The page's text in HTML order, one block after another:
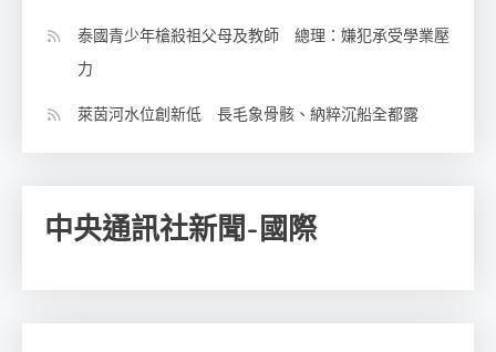
泰國青少年槍殺祖父母及教師 總理：嫌犯承受學業壓
力
萊茵河水位創新低 長毛象骨骸、納粹沉船全都露
中央通訊社新聞-國際